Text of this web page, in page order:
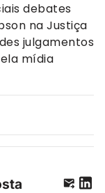
debates
na Justiça
julgamentos
mídia